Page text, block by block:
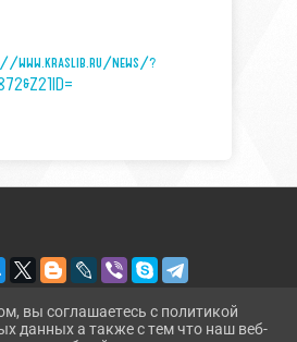
www.kraslib.ru/news/?
вы соглашаетесь с политикой
данных а также с тем что наш веб-